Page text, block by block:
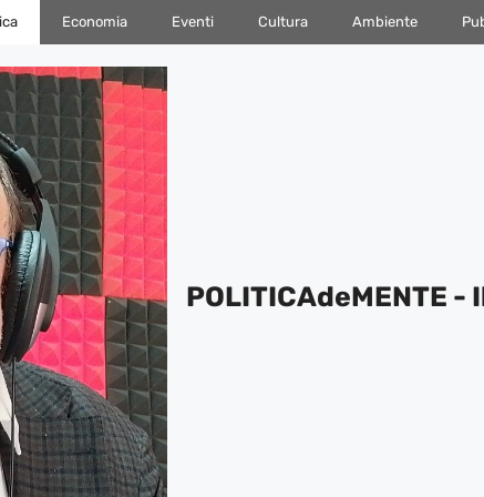
Economia Eventi Cultura Ambiente
POLITICAdeMENTE -